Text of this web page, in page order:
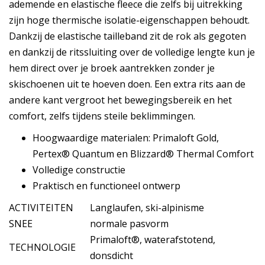
ademende en elastische fleece die zelfs bij uitrekking
zijn hoge thermische isolatie-eigenschappen behoudt.
Dankzij de elastische tailleband zit de rok als gegoten
en dankzij de ritssluiting over de volledige lengte kun je
hem direct over je broek aantrekken zonder je
skischoenen uit te hoeven doen. Een extra rits aan de
andere kant vergroot het bewegingsbereik en het
comfort, zelfs tijdens steile beklimmingen.
Hoogwaardige materialen: Primaloft Gold,
Pertex® Quantum en Blizzard® Thermal Comfort
Volledige constructie
Praktisch en functioneel ontwerp
ACTIVITEITEN
Langlaufen, ski-alpinisme
SNEE
normale pasvorm
TECHNOLOGIE
Primaloft®, waterafstotend,
donsdicht